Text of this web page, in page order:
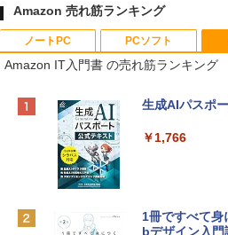
Amazon 売れ筋ランキング
ノートPC
Apple 2026
e Intelligence
￥119,800
PCソフト
Robloxギフト
インゲームコ
Amazon IT入門書 の売れ筋ランキング
生成AIパスポ
￥1,766
1冊ですべて身
bデザイン入門